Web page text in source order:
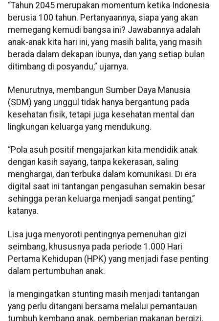
“Tahun 2045 merupakan momentum ketika Indonesia
berusia 100 tahun. Pertanyaannya, siapa yang akan
memegang kemudi bangsa ini? Jawabannya adalah
anak-anak kita hari ini, yang masih balita, yang masih
berada dalam dekapan ibunya, dan yang setiap bulan
ditimbang di posyandu,” ujarnya.
Menurutnya, membangun Sumber Daya Manusia
(SDM) yang unggul tidak hanya bergantung pada
kesehatan fisik, tetapi juga kesehatan mental dan
lingkungan keluarga yang mendukung.
“Pola asuh positif mengajarkan kita mendidik anak
dengan kasih sayang, tanpa kekerasan, saling
menghargai, dan terbuka dalam komunikasi. Di era
digital saat ini tantangan pengasuhan semakin besar
sehingga peran keluarga menjadi sangat penting,”
katanya.
Lisa juga menyoroti pentingnya pemenuhan gizi
seimbang, khususnya pada periode 1.000 Hari
Pertama Kehidupan (HPK) yang menjadi fase penting
dalam pertumbuhan anak.
Ia mengingatkan stunting masih menjadi tantangan
yang perlu ditangani bersama melalui pemantauan
tumbuh kembang anak, pemberian makanan bergizi,